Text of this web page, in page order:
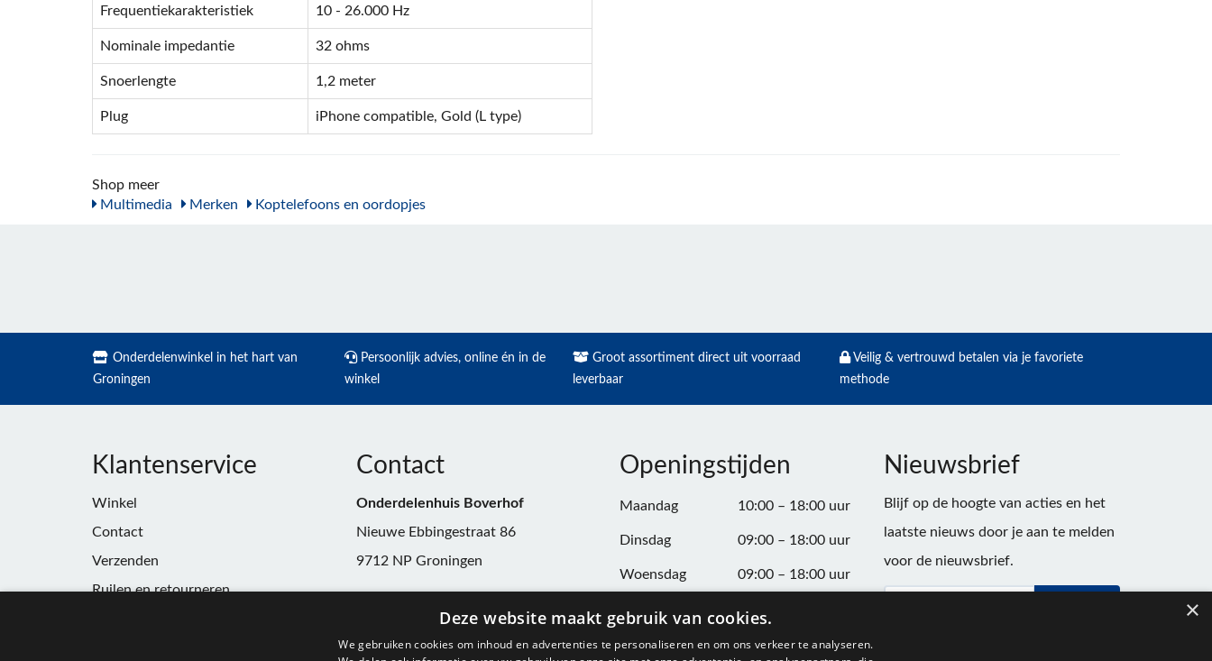
Frequentiekarakteristiek 10 - 26.000 Hz
Nominale impedantie 32 ohms
Snoerlengte 1,2 meter
Plug iPhone compatible, Gold (L type)
Shop meer
Multimedia
Merken Koptelefoons en oordopjes
Onderdelenwinkel in het hart van
Groningen
Persoonlijk advies, online én in de
winkel
Groot assortiment direct uit voorraad
leverbaar
Veilig & vertrouwd betalen via je favoriete
methode
Klantenservice
Winkel
Contact
Verzenden
Ruilen en retourneren
Contact
Onderdelenhuis Boverhof
Nieuwe Ebbingestraat 86
9712 NP Groningen
winkel@onderdelenhuisgroningen.nl
Openingstijden
Maandag 10:00 – 18:00 uur
Dinsdag 09:00 – 18:00 uur
Woensdag 09:00 – 18:00 uur
Donderdag 09:00 – 20:00 uur
Vrijdag 09:00 – 18:00 uur
Nieuwsbrief
Blijf op de hoogte van acties en het
laatste nieuws door je aan te melden
voor de nieuwsbrief.
×
Deze website maakt gebruik van cookies.
We gebruiken cookies om inhoud en advertenties te personaliseren en om ons verkeer te analyseren.